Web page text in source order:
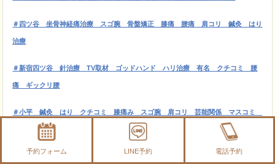
＃四ツ谷 坐骨神経痛治療 スゴ腕 骨盤矯正 膝痛 腰痛 肩コリ 鍼灸 はり
治療
＃新宿四ツ谷 針治療 TV取材 ゴッドハンド ハリ治療 有名 クチコミ 腰
痛 ギックリ腰
＃小平 鍼灸 はり クチコミ 膝痛み スゴ腕 肩コリ 芸能関係 マスコミ
＃新宿 ランチ 高級エステ 美容 四ツ谷ハリー お忍び情報 AKB 嵐 有
予約フォーム LINE予約 電話予約